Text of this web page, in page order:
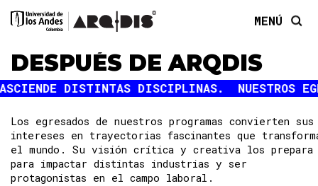
MENÚ
DESPUÉS DE ARQDIS
Los egresados de nuestros programas convierten sus
intereses en trayectorias fascinantes que
el mundo. Su visión crítica y creativa los prepara
para impactar distintas industrias y ser
protagonistas en el campo laboral.